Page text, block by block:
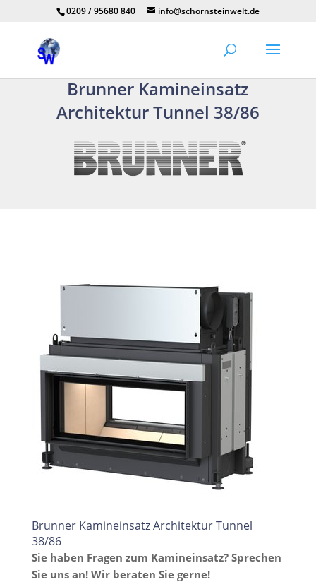
0209 / 95680 840 info@schornsteinwelt.de
Brunner Kamineinsatz
Architektur Tunnel 38/86
Brunner Kamineinsatz Architektur Tunnel
38/86
Sie haben Fragen zum Kamineinsatz? Sprechen
Sie uns an! Wir beraten Sie gerne!